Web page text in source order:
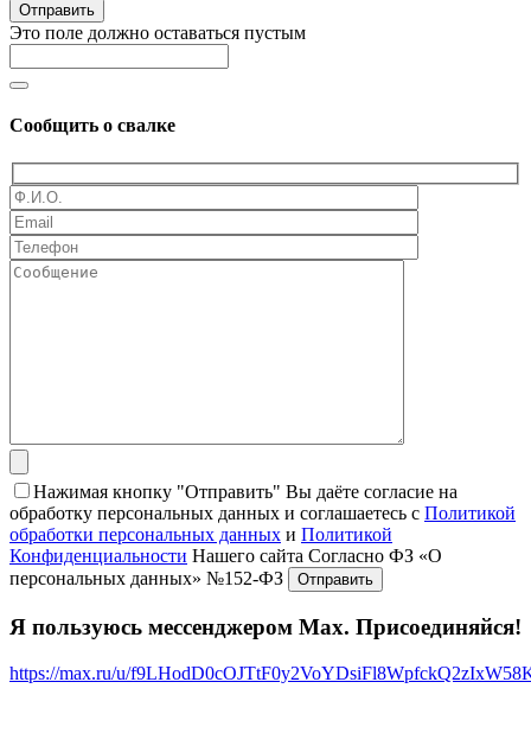
Отправить
Это поле должно оставаться пустым
Сообщить о свалке
Нажимая кнопку "Отправить" Вы даёте согласие на
обработку персональных данных и соглашаетесь с Политикой
обработки персональных данных и Политикой
Конфиденциальности Нашего сайта Согласно ФЗ «О
персональных данных» №152-ФЗ
Я пользуюсь мессенджером Max. Присоединяйся!
https://max.ru/u/